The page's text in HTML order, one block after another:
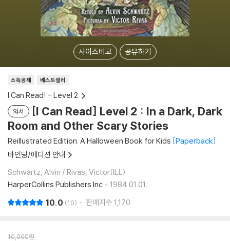
사이즈비교 공유하기
소득공제 베스트셀러
I Can Read! - Level 2
외서
[I Can Read] Level 2 : In a Dark, Dark
Room and Other Scary Stories
Reillustrated Edition. A Halloween Book for Kids Paperback
바인딩/에디션 안내
Schwartz, Alvin / Rivas, Victor(ILL)
HarperCollins Publishers Inc
1984.01.01.
10.0 10 판매지수 1,170
10,000원